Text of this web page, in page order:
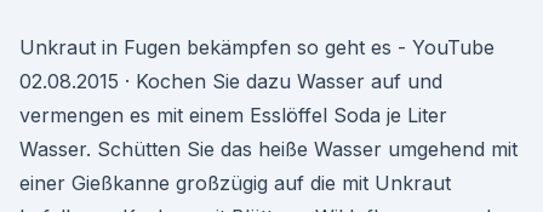
Unkraut in Fugen bekämpfen so geht es - YouTube
02.08.2015 · Kochen Sie dazu Wasser auf und
vermengen es mit einem Esslöffel Soda je Liter
Wasser. Schütten Sie das heiße Wasser umgehend mit
einer Gießkanne großzügig auf die mit Unkraut